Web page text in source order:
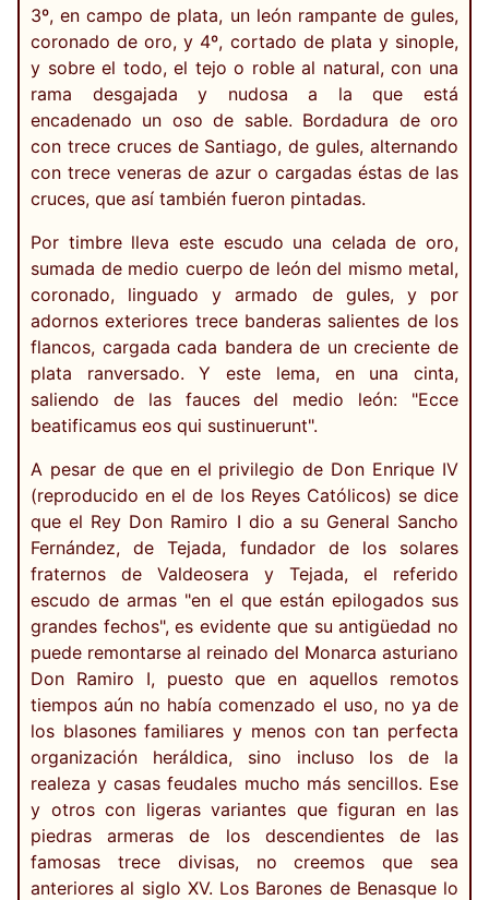
3º, en campo de plata, un león rampante de gules,
coronado de oro, y 4º, cortado de plata y sinople,
y sobre el todo, el tejo o roble al natural, con una
rama desgajada y nudosa a la que está
encadenado un oso de sable. Bordadura de oro
con trece cruces de Santiago, de gules, alternando
con trece veneras de azur o cargadas éstas de las
cruces, que así también fueron pintadas.
Por timbre lleva este escudo una celada de oro,
sumada de medio cuerpo de león del mismo metal,
coronado, linguado y armado de gules, y por
adornos exteriores trece banderas salientes de los
flancos, cargada cada bandera de un creciente de
plata ranversado. Y este lema, en una cinta,
saliendo de las fauces del medio león: "Ecce
beatificamus eos qui sustinuerunt".
A pesar de que en el privilegio de Don Enrique IV
(reproducido en el de los Reyes Católicos) se dice
que el Rey Don Ramiro I dio a su General Sancho
Fernández, de Tejada, fundador de los solares
fraternos de Valdeosera y Tejada, el referido
escudo de armas "en el que están epilogados sus
grandes fechos", es evidente que su antigüedad no
puede remontarse al reinado del Monarca asturiano
Don Ramiro I, puesto que en aquellos remotos
tiempos aún no había comenzado el uso, no ya de
los blasones familiares y menos con tan perfecta
organización heráldica, sino incluso los de la
realeza y casas feudales mucho más sencillos. Ese
y otros con ligeras variantes que figuran en las
piedras armeras de los descendientes de las
famosas trece divisas, no creemos que sea
anteriores al siglo XV. Los Barones de Benasque lo